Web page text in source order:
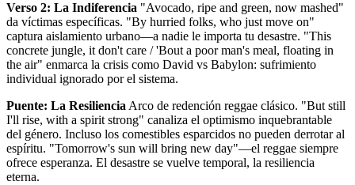
Verso 2: La Indiferencia "Avocado, ripe and green, now mashed"
da víctimas específicas. "By hurried folks, who just move on"
captura aislamiento urbano—a nadie le importa tu desastre. "This
concrete jungle, it don't care / 'Bout a poor man's meal, floating in
the air" enmarca la crisis como David vs Babylon: sufrimiento
individual ignorado por el sistema.
Puente: La Resiliencia Arco de redención reggae clásico. "But still
I'll rise, with a spirit strong" canaliza el optimismo inquebrantable
del género. Incluso los comestibles esparcidos no pueden derrotar al
espíritu. "Tomorrow's sun will bring new day"—el reggae siempre
ofrece esperanza. El desastre se vuelve temporal, la resiliencia
eterna.